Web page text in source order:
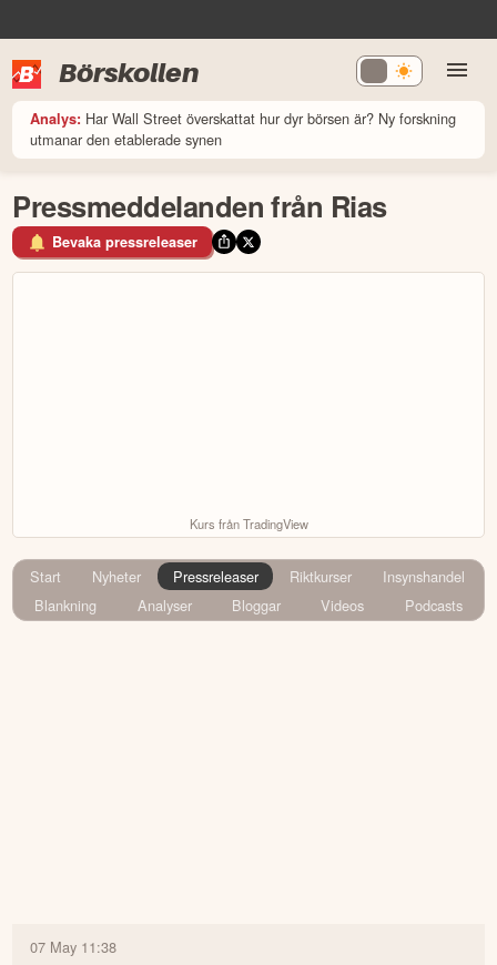
Börskollen
Analys: Har Wall Street överskattat hur dyr börsen är? Ny forskning
utmanar den etablerade synen
Pressmeddelanden från Rias
Bevaka pressreleaser
Kurs från TradingView
Start Nyheter Pressreleaser Riktkurser
Insynshandel
Blankning
Analyser Bloggar Videos Podcasts
07 May 11:38